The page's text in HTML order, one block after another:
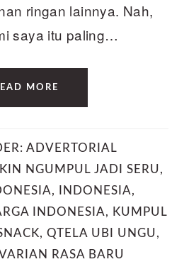
ringan lainnya. Nah,
saya itu paling…
MORE
ADVERTORIAL
NGUMPUL JADI SERU,
, INDONESIA,
INDONESIA, KUMPUL
, QTELA UBI UNGU,
RASA BARU